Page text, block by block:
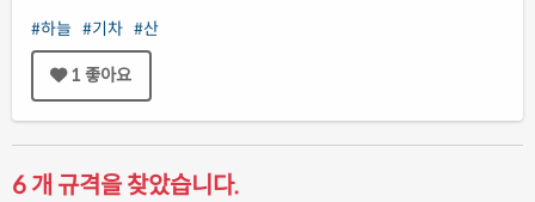
#하늘 #기차 #산
1좋아요
6 개 규격을 찾았습니다.